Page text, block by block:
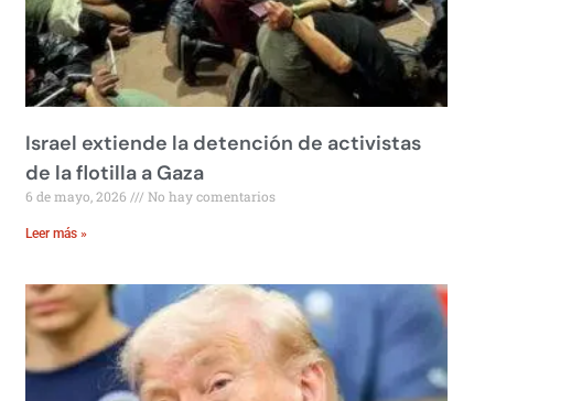
Israel extiende la detención de activistas
de la flotilla a Gaza
6 de mayo, 2026 No hay comentarios
Leer más »